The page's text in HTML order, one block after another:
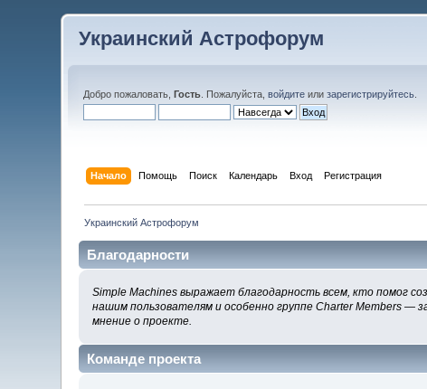
Украинский Астрофорум
Добро пожаловать,Гость . Пожалуйста,войдите илизарегистрируйтесь
Начало Помощь Поиск Календарь Вход Регистрация
Украинский Астрофорум
Благодарности
Simple Machines выражает благодарность всем, кто помог
нашим пользователям и особенно группе Charter Members —
мнение о проекте.
Команде проекта